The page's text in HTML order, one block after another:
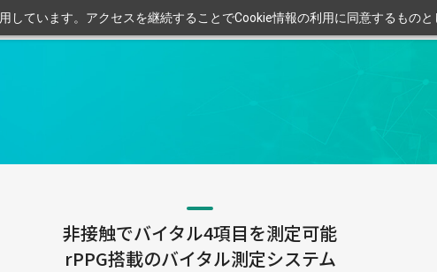
しています。アクセスを継続することでCookie情報の利用に同意するものと
非接触でバイタル4項目を測定可能
rPPG搭載のバイタル測定システム